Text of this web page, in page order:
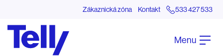
Zákaznická zóna Kontakt 533 427 533
Menu